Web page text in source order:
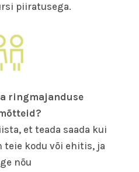
piiratusega.
ringmajanduse
et teada saada kui
kodu või ehitis, ja
nõu